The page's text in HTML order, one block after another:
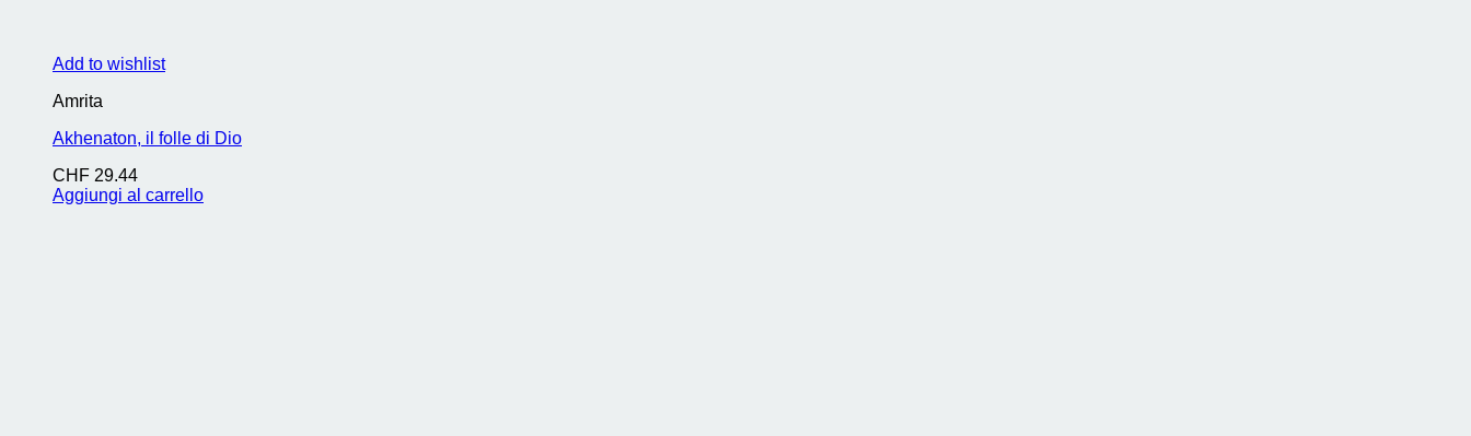
Add to wishlist
Amrita
Akhenaton, il folle di Dio
CHF 29.44
Aggiungi al carrello